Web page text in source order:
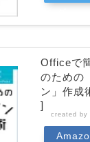
Officeで
のための
ン」作成
]
created by